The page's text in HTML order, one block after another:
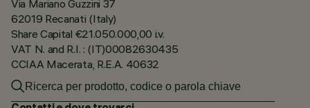
Via Mariano Guzzini 37
62019 Recanati (Italy)
Share Capital €21.050.000,00 i.v.
VAT N. and R.I. : (IT)00082630435
CCIAA Macerata, R.E.A. 40632